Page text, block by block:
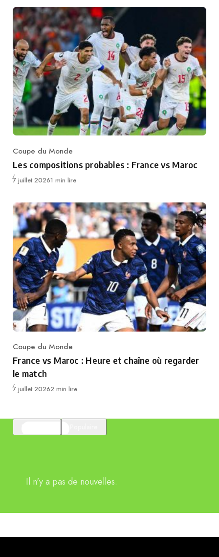
Category
Coupe du Monde
Les compositions probables : France vs Maroc
Publié
7 juillet 20261 min lire
Category
Coupe du Monde
France vs Maroc : Heure et chaîne où regarder
le match
Publié
7 juillet 20262 min lire
Il n'y a pas de nouvelles.